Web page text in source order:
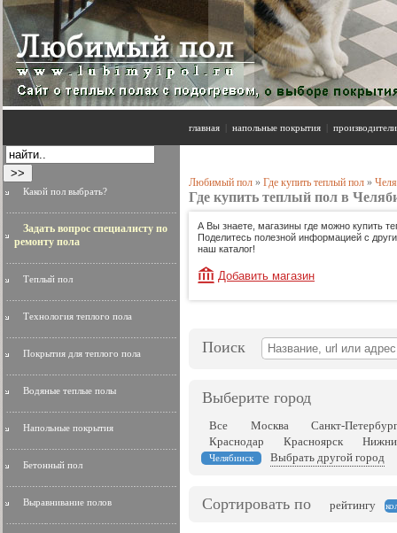
главная напольные покрытия
Какой пол выбрать?
Задать вопрос специалисту по
ремонту пола
Теплый пол
Технология теплого пола
Покрытия для теплого пола
Водяные теплые полы
Напольные покрытия
Бетонный пол
Выравнивание полов
Любимый пол » Где купить теплый пол »
Где купить теплый пол в
А Вы знаете, магазины где можно купить
Поделитесь полезной информацией с
наш каталог!
Добавить магазин
Поиск
Выберите город
Все Москва
Санкт-Петербург
Краснодар
Красноярск
Челябинск Выбрать другой город
Сортировать по рейтингу